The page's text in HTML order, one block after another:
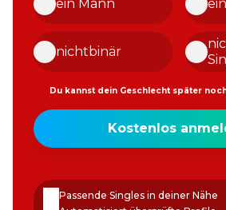
ein Mann
nichtbinär
Du kannst dein Geschlecht später
Meine
E-
erstellen
Kostenlos
Passende Singles in deiner Nähe